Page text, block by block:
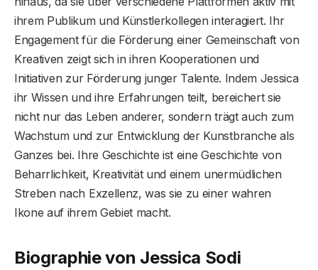
ihrem Publikum und Künstlerkollegen interagiert. Ihr
Engagement für die Förderung einer Gemeinschaft von
Kreativen zeigt sich in ihren Kooperationen und
Initiativen zur Förderung junger Talente. Indem Jessica
ihr Wissen und ihre Erfahrungen teilt, bereichert sie
nicht nur das Leben anderer, sondern trägt auch zum
Wachstum und zur Entwicklung der Kunstbranche als
Ganzes bei. Ihre Geschichte ist eine Geschichte von
Beharrlichkeit, Kreativität und einem unermüdlichen
Streben nach Exzellenz, was sie zu einer wahren
Ikone auf ihrem Gebiet macht.
Biographie von Jessica Sodi